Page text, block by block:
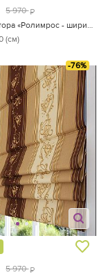
руб.
5 970 руб.
(см)
-76%
руб.
5 970 руб.